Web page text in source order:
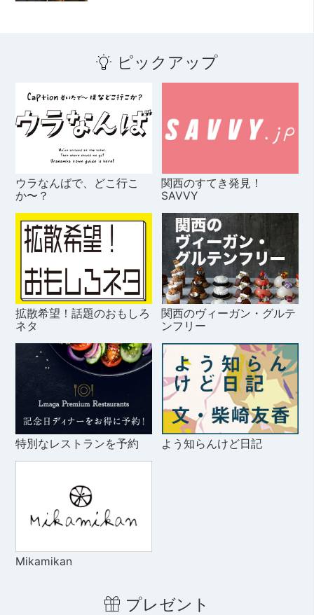
ピックアップ
ウラなんばで、どこ行こ
か〜？
関西のすてき発見！
SAVVY
拡散希望！話題のおもしろ
ネタ
関西のヴィーガン・グルテ
ンフリー
特別なレストランを予約 よう知らんけど日記
Mikamikan
プレゼント